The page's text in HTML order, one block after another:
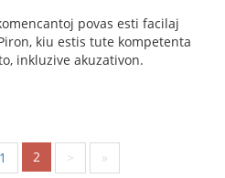
povas esti facilaj
kiu estis tute kompetenta
inkluzive akuzativon.
1 2 > »